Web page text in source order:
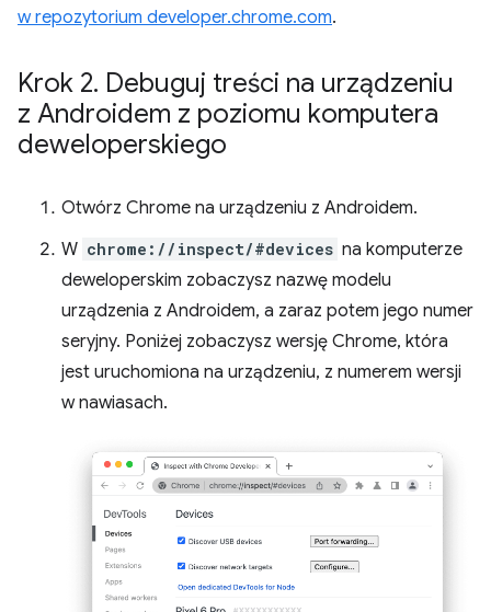
w repozytorium developer.chrome.com.
Krok 2. Debuguj treści na urządzeniu
z Androidem z poziomu komputera
deweloperskiego
Otwórz Chrome na urządzeniu z Androidem.
W chrome://inspect/#devices na komputerze
deweloperskim zobaczysz nazwę modelu
urządzenia z Androidem, a zaraz potem jego numer
seryjny. Poniżej zobaczysz wersję Chrome, która
jest uruchomiona na urządzeniu, z numerem wersji
w nawiasach.